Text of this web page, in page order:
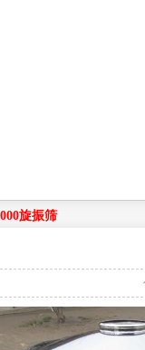
旋振筛